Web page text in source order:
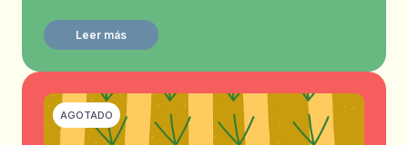
Leer más
AGOTADO